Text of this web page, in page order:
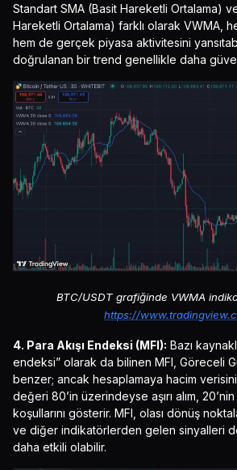
Standart SMA (Basit Hareketli Ortalama)
Hareketli Ortalama) farklı olarak VWMA,
hem de gerçek piyasa aktivitesini
doğrulanan bir trend genellikle daha
BTC/USDT grafiğinde VWMA
https://
4. Para Akışı Endeksi (MFI): Bazı
endeksi” olarak da bilinen MFI, Göreceli
benzer; ancak hesaplamaya hacim
değeri 80’in üzerindeyse aşırı alım, 20’nin
koşullarını gösterir. MFI, olası dönüş
ve diğer indikatörlerden gelen sinyalleri
daha etkili olabilir.